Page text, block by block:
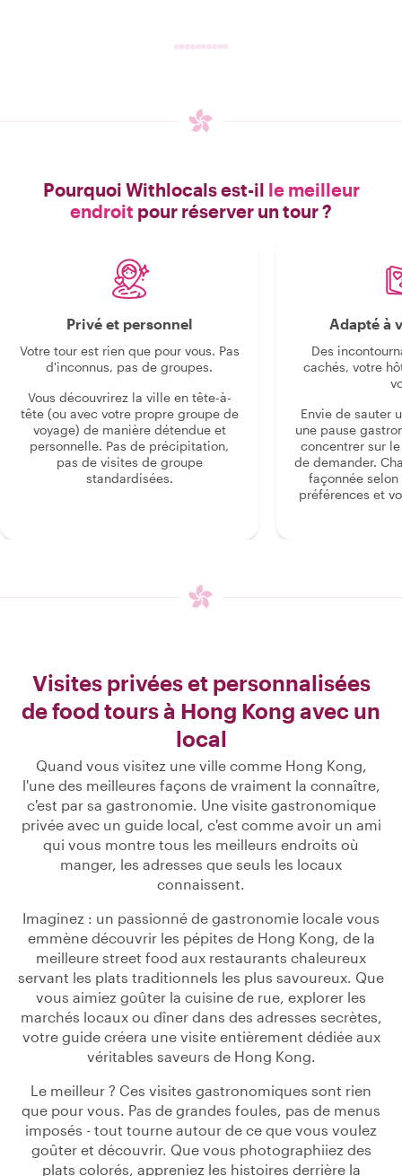
Pourquoi Withlocals est-il le meilleur
endroit pour réserver un tour ?
Privé et personnel
Votre tour est rien que pour vous. Pas
d'inconnus, pas de groupes.
Vous découvrirez la ville en tête-à-
tête (ou avec votre propre groupe de
voyage) de manière détendue et
personnelle. Pas de précipitation,
pas de visites de groupe
standardisées.
Adapté à
Des
cachés, votre
Envie de sauter
une pause
concentrer sur
de demander.
façonnée
préférences et
Visites privées et personnalisées
de food tours à Hong Kong avec un
local
Quand vous visitez une ville comme Hong Kong,
l'une des meilleures façons de vraiment la connaître,
c'est par sa gastronomie. Une visite gastronomique
privée avec un guide local, c'est comme avoir un ami
qui vous montre tous les meilleurs endroits où
manger, les adresses que seuls les locaux
connaissent.
Imaginez : un passionné de gastronomie locale vous
emmène découvrir les pépites de Hong Kong, de la
meilleure street food aux restaurants chaleureux
servant les plats traditionnels les plus savoureux. Que
vous aimiez goûter la cuisine de rue, explorer les
marchés locaux ou dîner dans des adresses secrètes,
votre guide créera une visite entièrement dédiée aux
véritables saveurs de Hong Kong.
Le meilleur ? Ces visites gastronomiques sont rien
que pour vous. Pas de grandes foules, pas de menus
imposés - tout tourne autour de ce que vous voulez
goûter et découvrir. Que vous photographiiez des
plats colorés, appreniez les histoires derrière la